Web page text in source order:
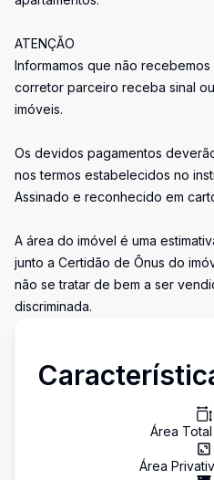
ATENÇÃO
Informamos que não
corretor parceiro receba sinal
imóveis.
Os devidos pagamentos
nos termos estabelecidos no
Assinado e reconhecido em
A área do imóvel é uma
junto a Certidão de Ônus do
não se tratar de bem a ser
discriminada.
Área Total
Área